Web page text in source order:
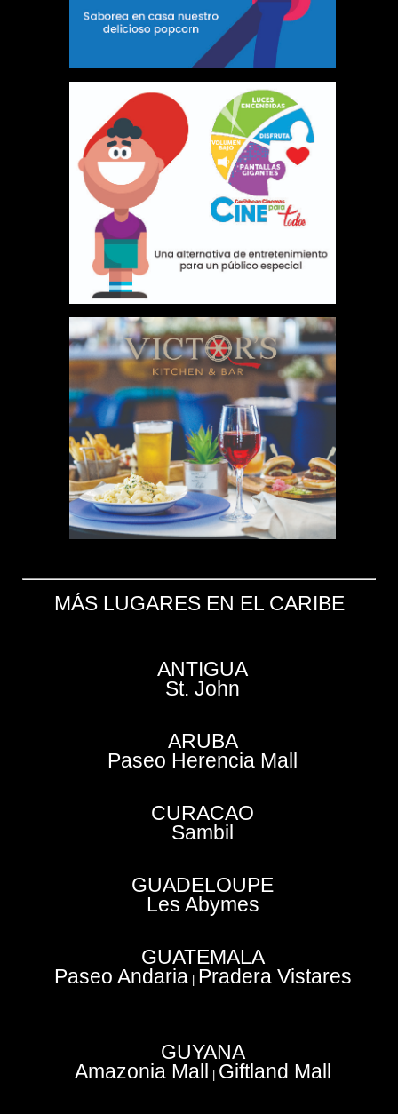
MÁS LUGARES EN EL CARIBE
ANTIGUA
St. John
ARUBA
Paseo Herencia Mall
CURACAO
Sambil
GUADELOUPE
Les Abymes
GUATEMALA
Paseo Andaria| Pradera Vistares
GUYANA
Amazonia Mall Giftland Mall